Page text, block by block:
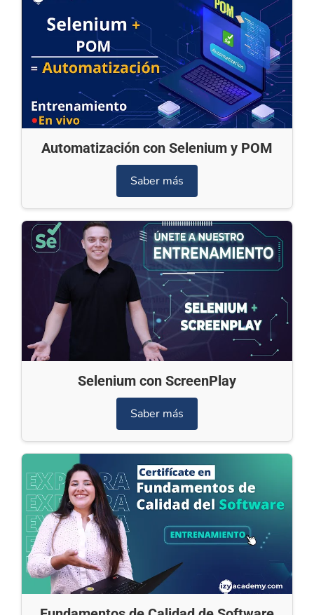
Automatización con Selenium y POM
Saber más
Selenium con ScreenPlay
Saber más